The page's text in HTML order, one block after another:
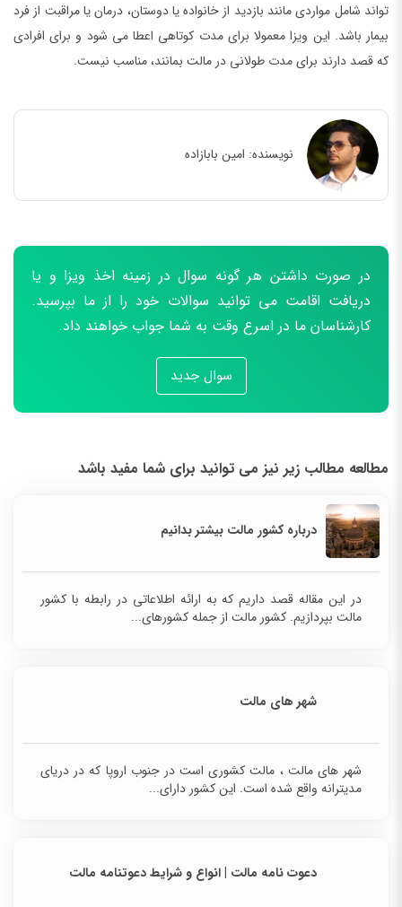
تواند شامل مواردی مانند بازدید از خانواده یا دوستان، درمان یا مراقبت از فرد
بیمار باشد. این ویزا معمولا برای مدت کوتاهی اعطا می شود و برای افرادی
که قصد دارند برای مدت طولانی در مالت بمانند، مناسب نیست.
نویسنده: امین بابازاده
در صورت داشتن هر گونه سوال در زمینه اخذ ویزا و یا
دریافت اقامت می توانید سوالات خود را از ما بپرسید.
کارشناسان ما در اسرع وقت به شما جواب خواهند داد.
سوال جدید
مطالعه مطالب زیر نیز می توانید برای شما مفید باشد
درباره کشور مالت بیشتر بدانیم
در این مقاله قصد داریم که به ارائه اطلاعاتی در رابطه با کشور
مالت بپردازیم. کشور مالت از جمله کشورهای...
شهر های مالت
شهر های مالت ، مالت کشوری است در جنوب اروپا که در دریای
مدیترانه واقع شده است. این کشور دارای...
دعوت نامه مالت | انواع و شرایط دعوتنامه مالت